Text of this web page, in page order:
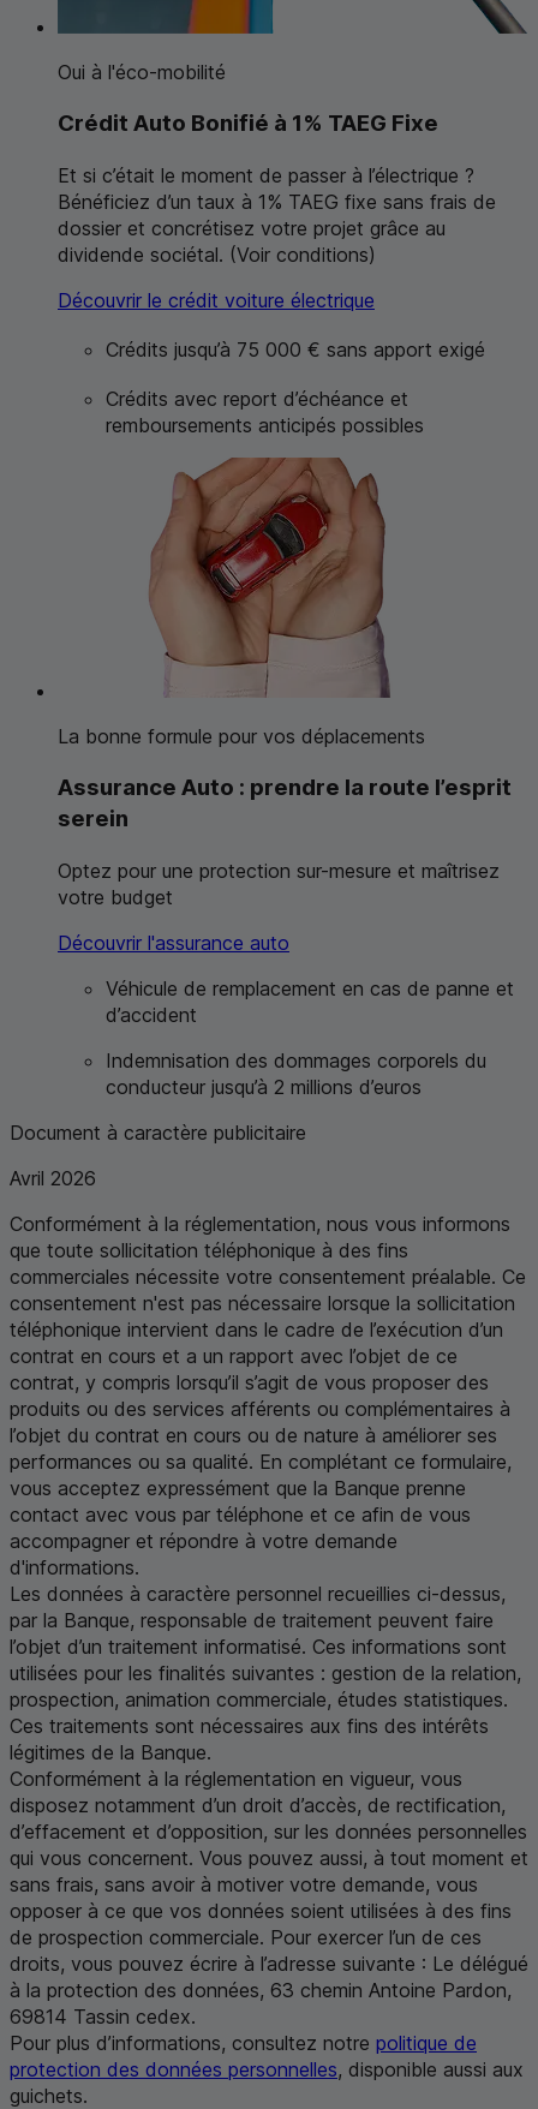
Oui à l'éco-mobilité
Crédit Auto Bonifié à 1% TAEG Fixe
Et si c’était le moment de passer à l’électrique ?
Bénéficiez d’un taux à 1% TAEG fixe sans frais de
dossier et concrétisez votre projet grâce au
dividende sociétal. (Voir conditions)
Découvrir le crédit voiture électrique
Crédits jusqu’à 75 000 € sans apport exigé
Crédits avec report d’échéance et
remboursements anticipés possibles
La bonne formule pour vos déplacements
Assurance Auto : prendre la route l’esprit
serein
Optez pour une protection sur-mesure et maîtrisez
votre budget
Découvrir l'assurance auto
Véhicule de remplacement en cas de panne et
d’accident
Indemnisation des dommages corporels du
conducteur jusqu’à 2 millions d’euros
Document à caractère publicitaire
Avril 2026
Conformément à la réglementation, nous vous informons
que toute sollicitation téléphonique à des fins
commerciales nécessite votre consentement préalable. Ce
consentement n'est pas nécessaire lorsque la sollicitation
téléphonique intervient dans le cadre de l’exécution d’un
contrat en cours et a un rapport avec l’objet de ce
contrat, y compris lorsqu’il s’agit de vous proposer des
produits ou des services afférents ou complémentaires à
l’objet du contrat en cours ou de nature à améliorer ses
performances ou sa qualité. En complétant ce formulaire,
vous acceptez expressément que la Banque prenne
contact avec vous par téléphone et ce afin de vous
accompagner et répondre à votre demande
d'informations.
Les données à caractère personnel recueillies ci-dessus,
par la Banque, responsable de traitement peuvent faire
l’objet d’un traitement informatisé. Ces informations sont
utilisées pour les finalités suivantes : gestion de la relation,
prospection, animation commerciale, études statistiques.
Ces traitements sont nécessaires aux fins des intérêts
légitimes de la Banque.
Conformément à la réglementation en vigueur, vous
disposez notamment d’un droit d’accès, de rectification,
d’effacement et d’opposition, sur les données personnelles
qui vous concernent. Vous pouvez aussi, à tout moment et
sans frais, sans avoir à motiver votre demande, vous
opposer à ce que vos données soient utilisées à des fins
de prospection commerciale. Pour exercer l’un de ces
droits, vous pouvez écrire à l’adresse suivante : Le délégué
à la protection des données, 63 chemin Antoine Pardon,
69814 Tassin cedex.
Pour plus d’informations, consultez notre politique de
protection des données personnelles, disponible aussi aux
guichets.